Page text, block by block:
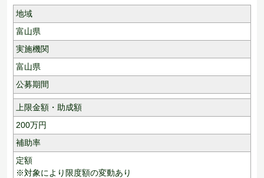
地域
富山県
実施機関
富山県
公募期間
上限金額・助成額
200万円
補助率
定額
※対象により限度額の変動あり